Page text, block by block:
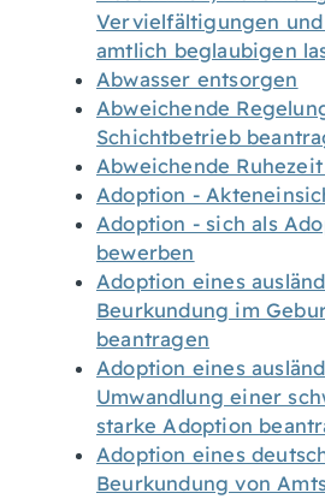
Vervielfältigungen
amtlich beglaubigen
Abwasser entsorgen
Abweichende
Schichtbetrieb
Abweichende
Adoption -
Adoption - sich als
bewerben
Adoption eines
Beurkundung im
beantragen
Adoption eines
Umwandlung einer
starke Adoption
Adoption eines
Beurkundung von